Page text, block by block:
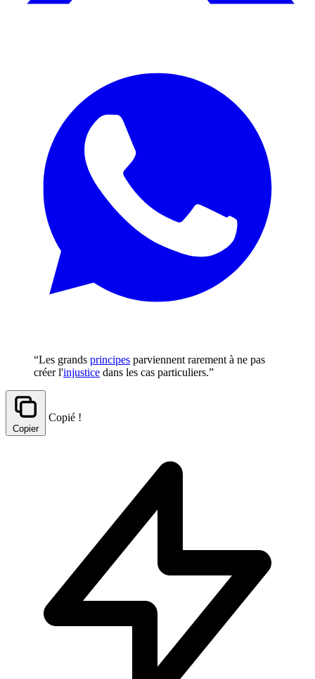
“Les grands principes parviennent rarement à ne pas
créer l'injustice dans les cas particuliers.”
Copier
Copié !